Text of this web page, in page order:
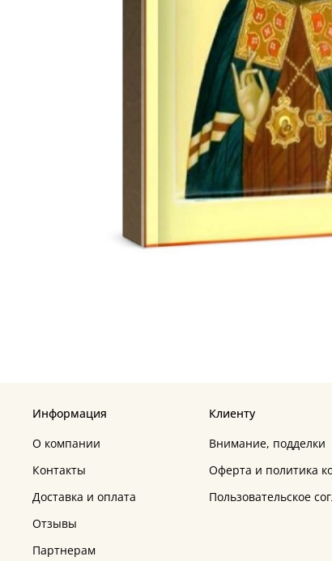
Информация
О компании
Контакты
Доставка и оплата
Отзывы
Партнерам
Клиенту
Внимание, подделки
Оферта и политика
Пользовательское